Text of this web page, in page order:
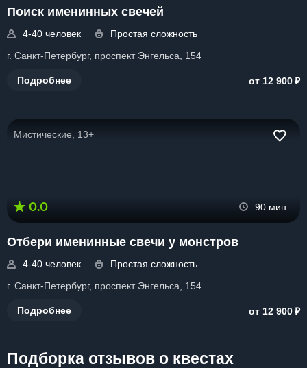
Поиск именинных свечей
4-40 человек
Простая сложность
г. Санкт-Петербург, проспект Энгельса, 154
Подробнее от 12 900₽
Мистические, 13+
0.0 90 мин.
Отбери именинные свечи у монстров
4-40 человек
Простая сложность
г. Санкт-Петербург, проспект Энгельса, 154
Подробнее от 12 900₽
Подборка отзывов о квестах